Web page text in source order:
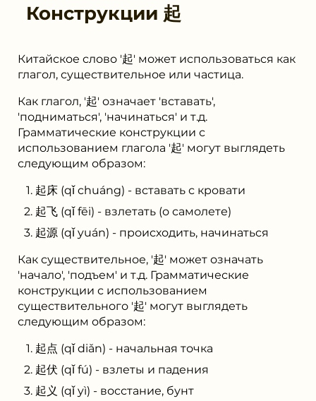
Конструкции 起
Китайское слово '起' может использоваться как
глагол, существительное или частица.
Как глагол, '起' означает 'вставать',
'подниматься', 'начинаться' и т.д.
Грамматические конструкции с
использованием глагола '起' могут выглядеть
следующим образом:
起床 (qǐ chuáng) - вставать с кровати
起飞 (qǐ fēi) - взлетать (о самолете)
起源 (qǐ yuán) - происходить, начинаться
Как существительное, '起' может означать
'начало', 'подъем' и т.д. Грамматические
конструкции с использованием
существительного '起' могут выглядеть
следующим образом:
起点 (qǐ diǎn) - начальная точка
起伏 (qǐ fú) - взлеты и падения
起义 (qǐ yì) - восстание, бунт